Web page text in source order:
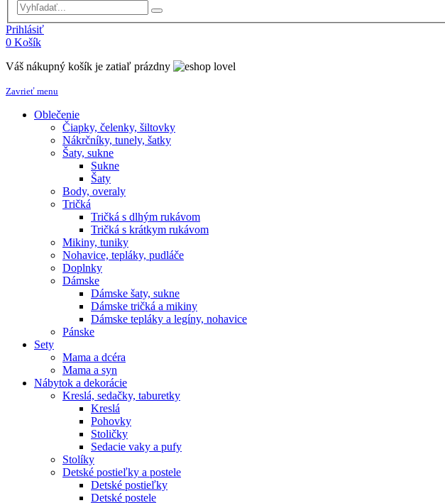
Prihlásiť
0 Košík
Váš nákupný košík je zatiaľ prázdny
Zavrieť menu
Oblečenie
Čiapky, čelenky, šiltovky
Nákrčníky, tunely, šatky
Šaty, sukne
Sukne
Šaty
Body, overaly
Tričká
Tričká s dlhým rukávom
Tričká s krátkym rukávom
Mikiny, tuniky
Nohavice, tepláky, pudláče
Doplnky
Dámske
Dámske šaty, sukne
Dámske tričká a mikiny
Dámske tepláky a legíny, nohavice
Pánske
Sety
Mama a dcéra
Mama a syn
Nábytok a dekorácie
Kreslá, sedačky, taburetky
Kreslá
Pohovky
Stoličky
Sedacie vaky a pufy
Stolíky
Detské postieľky a postele
Detské postieľky
Detské postele